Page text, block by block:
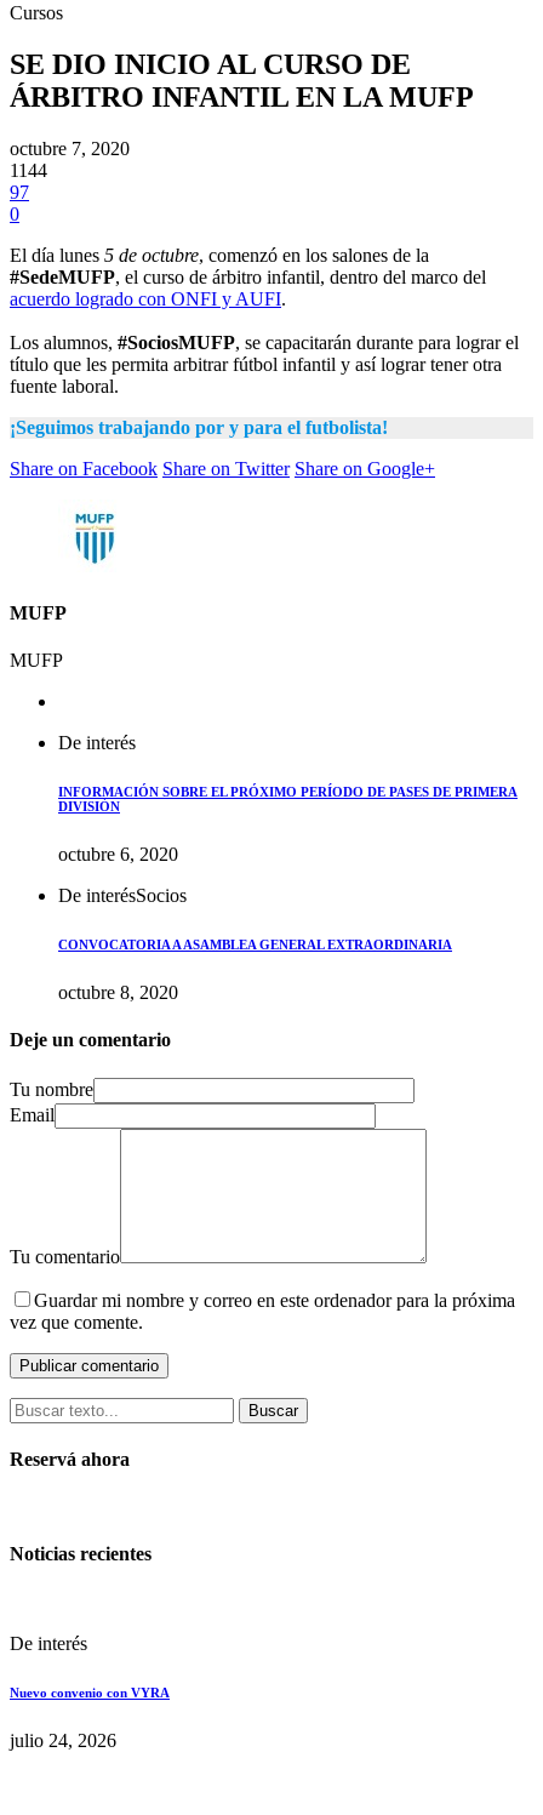
Cursos
SE DIO INICIO AL CURSO DE
ÁRBITRO INFANTIL EN LA MUFP
octubre 7, 2020
1144
97
0
El día lunes 5 de octubre, comenzó en los salones de la
#SedeMUFP, el curso de árbitro infantil, dentro del marco del
acuerdo logrado con ONFI y AUFI.
Los alumnos, #SociosMUFP, se capacitarán durante para lograr el
título que les permita arbitrar fútbol infantil y así lograr tener otra
fuente laboral.
¡Seguimos trabajando por y para el futbolista!
Share on Facebook Share on Twitter Share on Google+
MUFP
MUFP
De interés
INFORMACIÓN SOBRE EL PRÓXIMO PERÍODO DE PASES DE PRIMERA
DIVISIÓN
octubre 6, 2020
De interésSocios
CONVOCATORIA A ASAMBLEA GENERAL EXTRAORDINARIA
octubre 8, 2020
Deje un comentario
Tu nombre
Email
Tu comentario
Guardar mi nombre y correo en este ordenador para la próxima
vez que comente.
Buscar
Reservá ahora
Noticias recientes
De interés
Nuevo convenio con VYRA
julio 24, 2026